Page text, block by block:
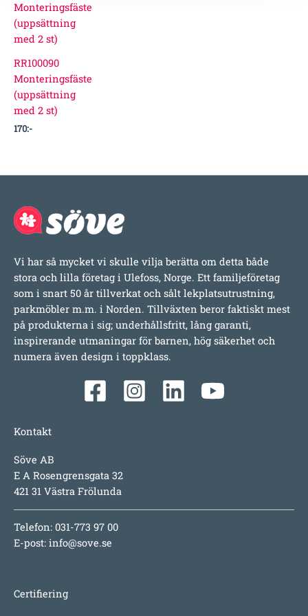
RR100090
Monteringsfäste
(uppsättning
med 2 st)
170:-
Vi har så mycket vi skulle vilja berätta om detta både
stora och lilla företag i Ulefoss, Norge. Ett familjeföretag
som i snart 50 år tillverkat och sålt lekplatsutrustning,
parkmöbler m.m. i Norden. Tillväxten beror faktiskt mest
på produkterna i sig; underhållsfritt, lång garanti,
inspirerande utmaningar för barnen, hög säkerhet och
numera även design i toppklass.
Kontakt
Söve AB
E A Rosengrensgata 32
421 31 Västra Frölunda
Telefon: 031-773 97 00
E-post: info@sove.se
Certifiering